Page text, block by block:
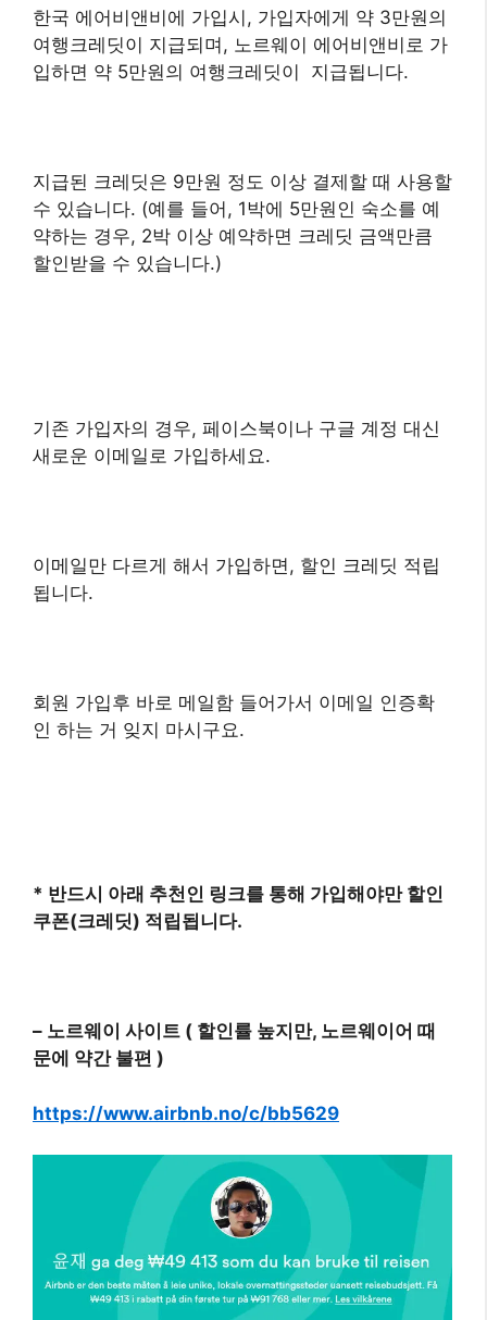
한국 에어비앤비에 가입시, 가입자에게 약 3만원의
여행크레딧이 지급되며, 노르웨이 에어비앤비로 가
입하면 약 5만원의 여행크레딧이 지급됩니다.
지급된 크레딧은 9만원 정도 이상 결제할 때 사용할
수 있습니다. (예를 들어, 1박에 5만원인 숙소를 예
약하는 경우, 2박 이상 예약하면 크레딧 금액만큼
할인받을 수 있습니다.)
기존 가입자의 경우, 페이스북이나 구글 계정 대신
새로운 이메일로 가입하세요.
이메일만 다르게 해서 가입하면, 할인 크레딧 적립
됩니다.
회원 가입후 바로 메일함 들어가서 이메일 인증확
인 하는 거 잊지 마시구요.
* 반드시 아래 추천인 링크를 통해 가입해야만 할인
쿠폰(크레딧) 적립됩니다.
– 노르웨이 사이트 ( 할인률 높지만, 노르웨이어 때
문에 약간 불편 )
https://www.airbnb.no/c/bb5629